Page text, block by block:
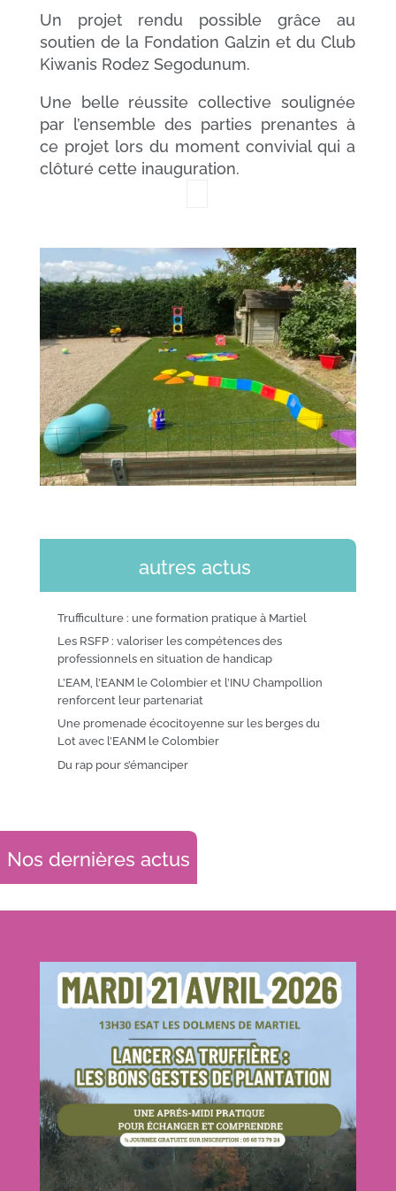
Un projet rendu possible grâce au
soutien de la Fondation Galzin et du Club
Kiwanis Rodez Segodunum.
Une belle réussite collective soulignée
par l’ensemble des parties prenantes à
ce projet lors du moment convivial qui a
clôturé cette inauguration.
autres actus
Trufficulture : une formation pratique à Martiel
Les RSFP : valoriser les compétences des
professionnels en situation de handicap
L’EAM, l’EANM le Colombier et l’INU Champollion
renforcent leur partenariat
Une promenade écocitoyenne sur les berges du
Lot avec l’EANM le Colombier
Du rap pour s’émanciper
Nos dernières actus